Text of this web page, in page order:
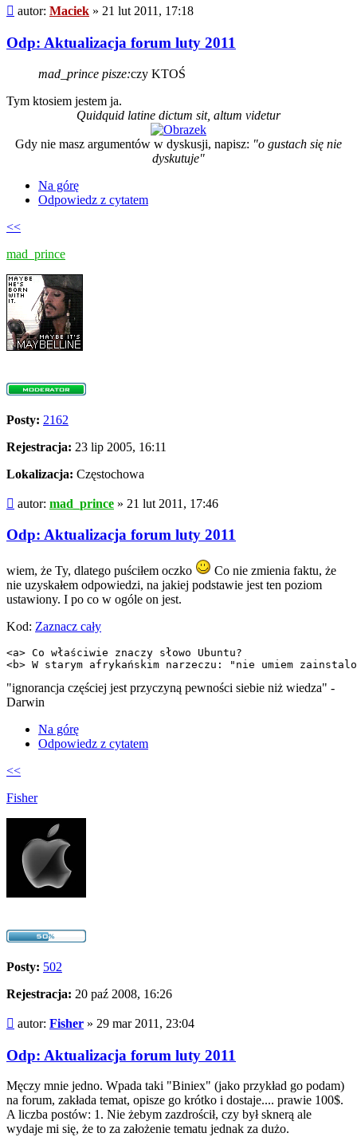
Post
autor: Maciek » 21 lut 2011, 17:18
Odp: Aktualizacja forum luty 2011
mad_prince pisze:czy KTOŚ
Tym ktosiem jestem ja.
Quidquid latine dictum sit, altum videtur
Gdy nie masz argumentów w dyskusji, napisz: "o gustach się nie
dyskutuje"
Na górę
Odpowiedz z cytatem
<<
mad_prince
Posty: 2162
Rejestracja: 23 lip 2005, 16:11
Lokalizacja: Częstochowa
Post
autor: mad_prince » 21 lut 2011, 17:46
Odp: Aktualizacja forum luty 2011
wiem, że Ty, dlatego puściłem oczko
Co nie zmienia faktu, że
nie uzyskałem odpowiedzi, na jakiej podstawie jest ten poziom
ustawiony. I po co w ogóle on jest.
Kod: Zaznacz cały
<a> Co właściwie znaczy słowo Ubuntu?
<b> W starym afrykańskim narzeczu: "nie umiem
"ignorancja częściej jest przyczyną pewności siebie niż wiedza" -
Darwin
Na górę
Odpowiedz z cytatem
<<
Fisher
Posty: 502
Rejestracja: 20 paź 2008, 16:26
Post
autor: Fisher » 29 mar 2011, 23:04
Odp: Aktualizacja forum luty 2011
Męczy mnie jedno. Wpada taki "Biniex" (jako przykład go podam)
na forum, zakłada temat, opisze go krótko i dostaje.... prawie 100$.
A liczba postów: 1. Nie żebym zazdrościł, czy był sknerą ale
wydaje mi się, że to za założenie tematu jednak za dużo.